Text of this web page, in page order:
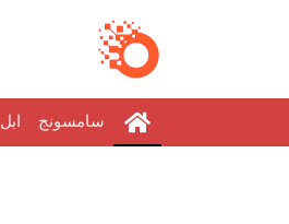
سامسونج ابل